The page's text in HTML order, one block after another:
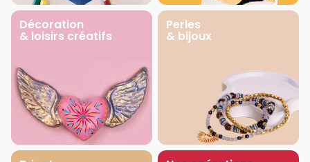
Décoration
& loisirs créatifs
Perles
& bijoux